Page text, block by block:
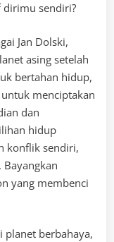
dirimu sendiri?
Jan Dolski,
asing setelah
bertahan hidup,
menciptakan
dan
hidup
konflik sendiri,
yang membenci
planet berbahaya,